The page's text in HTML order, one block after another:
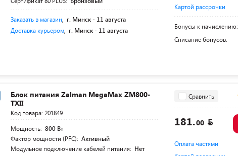
Заказать в магазин г. Минск - 11 августа
Доставка курьером г. Минск - 11 августа
Картой рассрочки
Бонусы к начислению:
Списание бонусов:
Блок питания Zalman MegaMax ZM800-
TXII
Код товара: 201849
Мощность: 800 Вт
Фактор мощности (PFC): Активный
Модульное подключение кабелей питания: Нет
Сравнить
181.00
Оплата частями